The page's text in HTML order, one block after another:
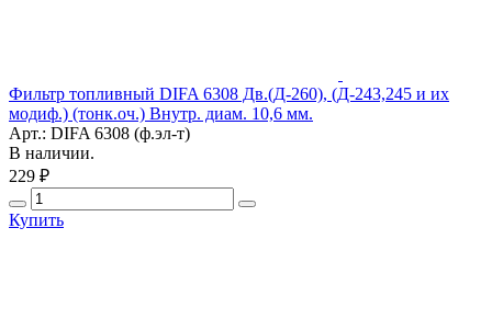
Фильтр топливный DIFA 6308 Дв.(Д-260), (Д-243,245 и их
модиф.) (тонк.оч.) Внутр. диам. 10,6 мм.
Арт.: DIFA 6308 (ф.эл-т)
В наличии.
229 ₽
Купить